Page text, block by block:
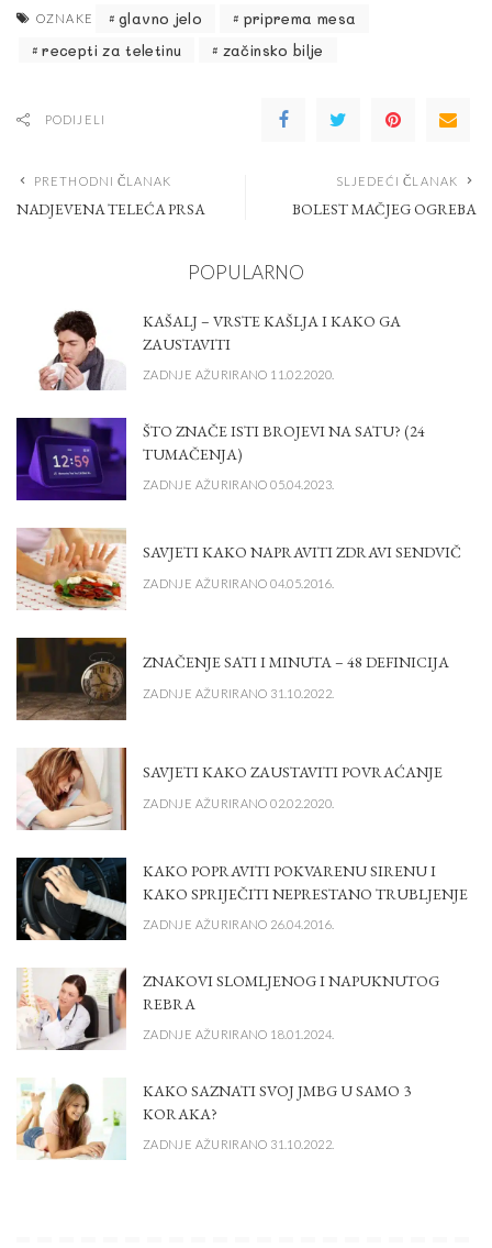
OZNAKE glavno jelo
priprema mesa
recepti za teletinu
začinsko bilje
PODIJELI
PRETHODNI ČLANAK
NADJEVENA TELEĆA PRSA
SLJEDEĆI ČLANAK
BOLEST MAČJEG OGREBA
POPULARNO
KAŠALJ – VRSTE KAŠLJA I KAKO GA
ZAUSTAVITI
ZADNJE AŽURIRANO 11.02.2020.
ŠTO ZNAČE ISTI BROJEVI NA SATU? (24
TUMAČENJA)
ZADNJE AŽURIRANO 05.04.2023.
SAVJETI KAKO NAPRAVITI ZDRAVI SENDVIČ
ZADNJE AŽURIRANO 04.05.2016.
ZNAČENJE SATI I MINUTA – 48 DEFINICIJA
ZADNJE AŽURIRANO 31.10.2022.
SAVJETI KAKO ZAUSTAVITI POVRAĆANJE
ZADNJE AŽURIRANO 02.02.2020.
KAKO POPRAVITI POKVARENU SIRENU I
KAKO SPRIJEČITI NEPRESTANO TRUBLJENJE
ZADNJE AŽURIRANO 26.04.2016.
ZNAKOVI SLOMLJENOG I NAPUKNUTOG
REBRA
ZADNJE AŽURIRANO 18.01.2024.
KAKO SAZNATI SVOJ JMBG U SAMO 3
KORAKA?
ZADNJE AŽURIRANO 31.10.2022.